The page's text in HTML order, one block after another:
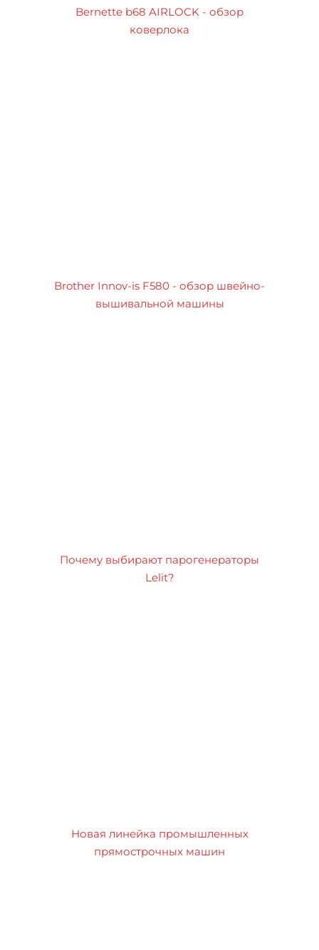
Bernette b68 AIRLOCK - обзор
коверлока
Brother Innov-is F580 - обзор швейно-
вышивальной машины
Почему выбирают парогенераторы
Lelit?
Новая линейка промышленных
прямострочных машин